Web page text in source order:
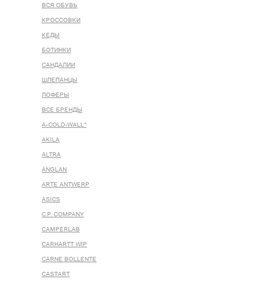
ВСЯ ОБУВЬ
КРОССОВКИ
КЕДЫ
БОТИНКИ
САНДАЛИИ
ШЛЕПАНЦЫ
ЛОФЕРЫ
ВСЕ БРЕНДЫ
A-COLD-WALL*
AKILA
ALTRA
ANGLAN
ARTE ANTWERP
ASICS
C.P. COMPANY
CAMPERLAB
CARHARTT WIP
CARNE BOLLENTE
CASTART